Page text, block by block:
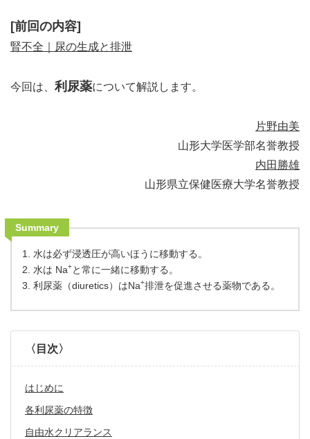
[前回の内容]
腎不全｜尿の生成と排泄
今回は、 利尿薬について解説します。
片野由美
山形大学医学部名誉教授
内田勝雄
山形県立保健医療大学名誉教授
Summary
1. 水は必ず浸透圧が高いほうに移動する。
2. 水は Na+と常に一緒に移動する。
3. 利尿薬（diuretics）はNa+排泄を促進させる薬物である。
〈目次〉
はじめに
各利尿薬の特徴
自由水クリアランス